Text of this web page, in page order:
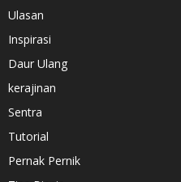
Ulasan
Inspirasi
Daur Ulang
kerajinan
Sentra
Tutorial
Pernak Pernik